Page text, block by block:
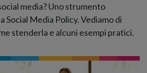
media? Uno strumento
Social Media Policy. Vediamo di
stenderla e alcuni esempi pratici.